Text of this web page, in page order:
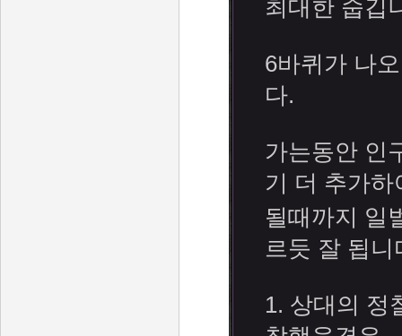
최대한 숩깁
6바퀴가 나
다.
가는동안 인
기 더 추가하
될때까지 일
르듯 잘 됩니
1. 상대의 정